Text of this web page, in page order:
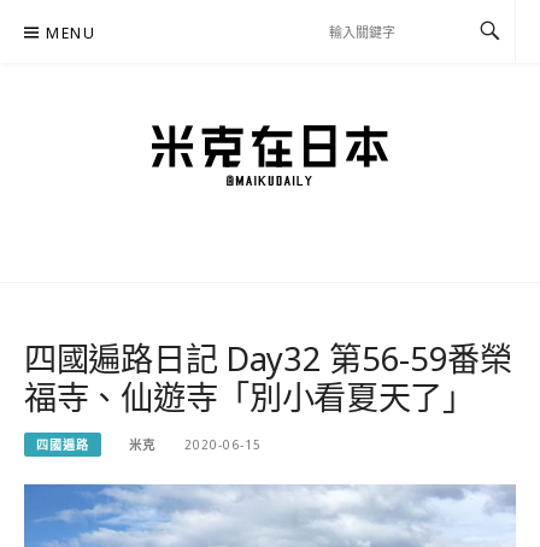
MENU
四國遍路日記 Day32 第56-59番榮
福寺、仙遊寺「別小看夏天了」
四國遍路 米克 2020-06-15